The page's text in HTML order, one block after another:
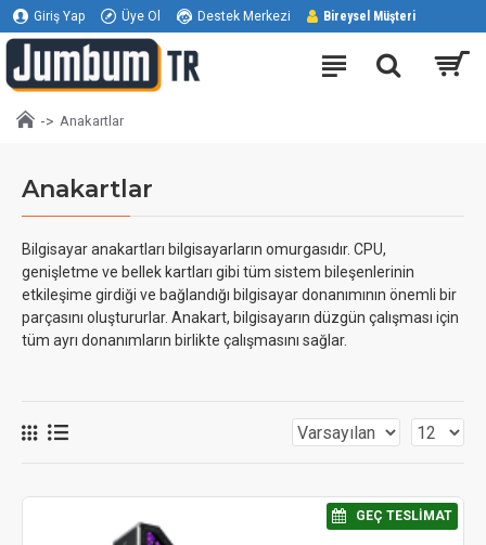
Giriş Yap Üye Ol Destek Merkezi Bireysel Müşteri
Anakartlar
Anakartlar
Bilgisayar anakartları bilgisayarların omurgasıdır. CPU,
genişletme ve bellek kartları gibi tüm sistem bileşenlerinin
etkileşime girdiği ve bağlandığı bilgisayar donanımının önemli bir
parçasını oluştururlar. Anakart, bilgisayarın düzgün çalışması için
tüm ayrı donanımların birlikte çalışmasını sağlar.
⠀GEÇ TESLIMAT